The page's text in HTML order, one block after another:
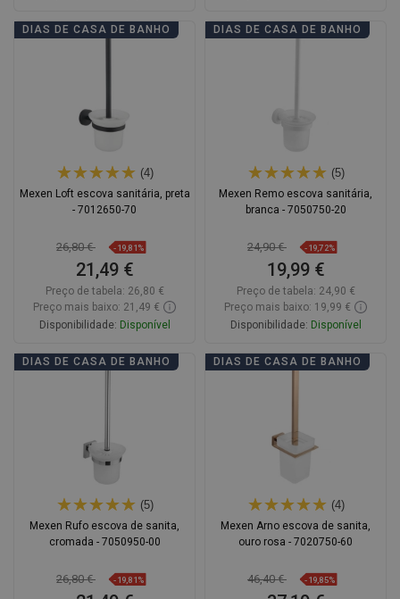
Adicionar Adicionar
DIAS DE CASA DE BANHO
(4)
Mexen Loft escova sanitária, preta
- 7012650-70
26,80 € -19,81%
21,49 €
Preço de tabela: 26,80 €
Preço mais baixo: 21,49 €
Disponibilidade: Disponível
Adicionar
DIAS DE CASA DE BANHO
(5)
Mexen Remo escova sanitária,
branca - 7050750-20
24,90 € -19,72%
19,99 €
Preço de tabela: 24,90 €
Preço mais baixo: 19,99 €
Disponibilidade: Disponível
Adicionar
DIAS DE CASA DE BANHO
(5)
Mexen Rufo escova de sanita,
cromada - 7050950-00
26,80 € -19,81%
DIAS DE CASA DE BANHO
(4)
Mexen Arno escova de sanita,
ouro rosa - 7020750-60
46,40 € -19,85%